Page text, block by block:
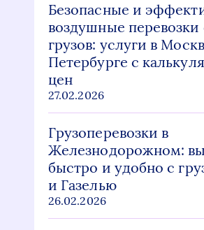
Безопасные и
воздушные
грузов: услуги в
Петербурге с
цен
27.02.2026
Грузоперевозки в
Железнодорожном:
быстро и удобно с
и Газелью
26.02.2026